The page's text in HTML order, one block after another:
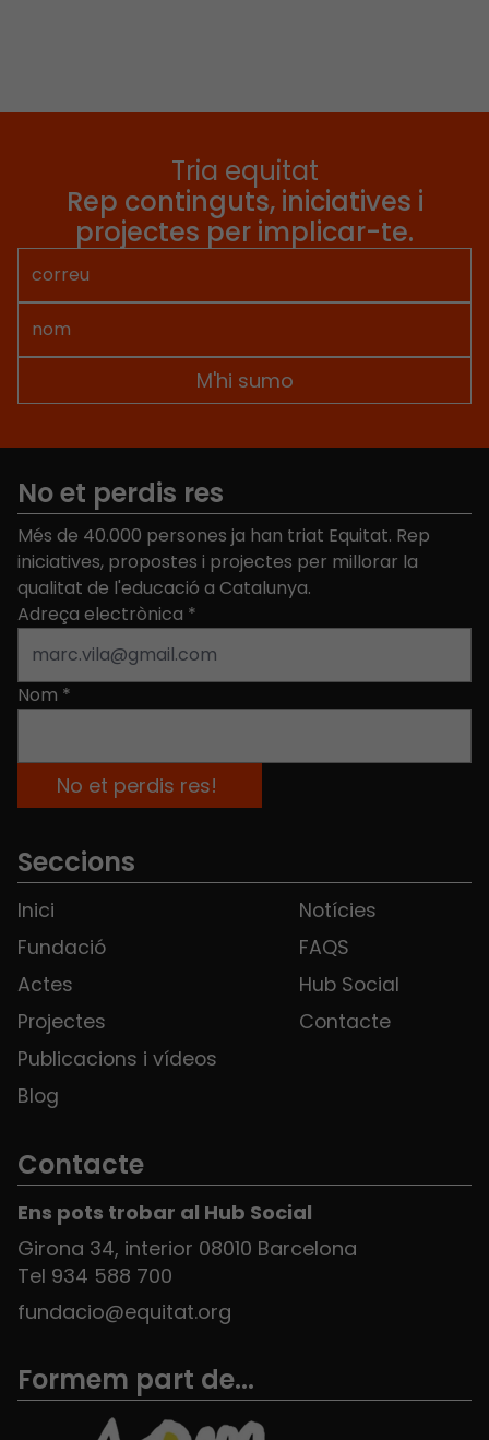
Tria equitat
Rep continguts, iniciatives i
projectes per implicar-te.
No et perdis res
Més de 40.000 persones ja han triat Equitat. Rep
iniciatives, propostes i projectes per millorar la
qualitat de l'educació a Catalunya.
Adreça electrònica *
Nom *
Seccions
Inici
Fundació
Actes
Projectes
Publicacions i vídeos
Blog
Notícies
FAQS
Hub Social
Contacte
Contacte
Ens pots trobar al Hub Social
Girona 34, interior 08010 Barcelona
Tel 934 588 700
fundacio@equitat.org
Formem part de...